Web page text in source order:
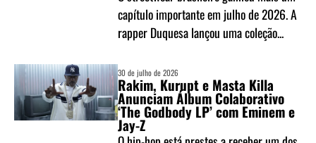
capítulo importante em julho de 2026. A
rapper Duquesa lançou uma coleção...
30 de julho de 2026
Rakim, Kurupt e Masta Killa
Anunciam Álbum Colaborativo
‘The Godbody LP’ com Eminem e
Jay-Z